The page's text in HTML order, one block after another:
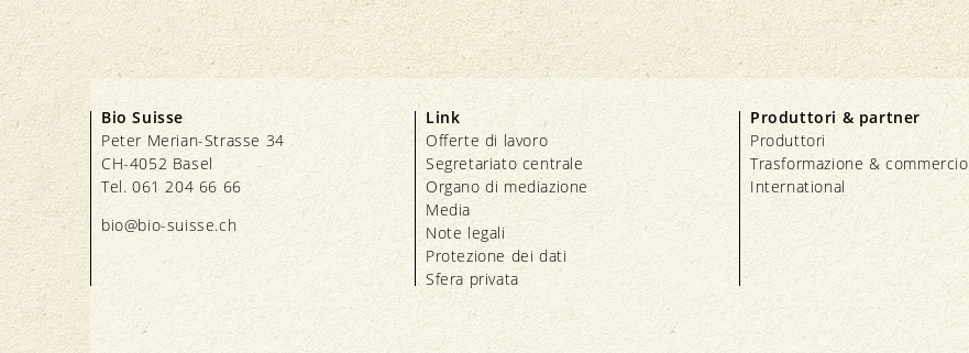
Bio Suisse
Peter Merian-Strasse 34
CH-4052 Basel
Tel. 061 204 66 66
bio@bio-suisse.ch
Link
Offerte di lavoro
Segretariato centrale
Organo di mediazione
Media
Note legali
Protezione dei dati
Sfera privata
Produttori & partner
Produttori
Trasformazione & commercio
International